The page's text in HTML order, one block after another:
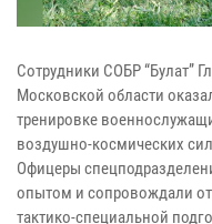
Сотрудники СОБР “Булат”
Московской области
тренировке
воздушно-космических
Офицеры
опытом и сопровождали
тактико-специальной